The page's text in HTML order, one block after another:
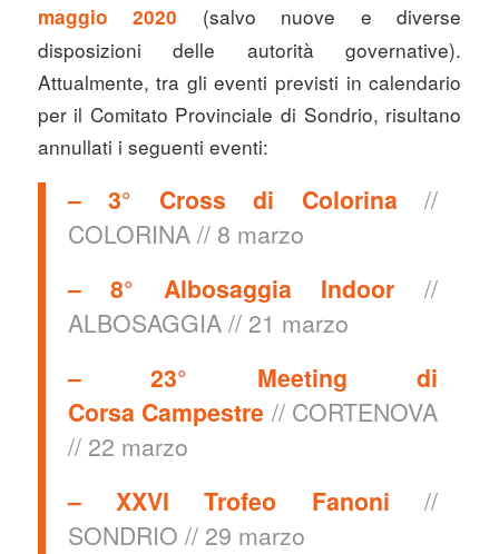
maggio 2020 (salvo nuove e diverse
disposizioni delle autorità governative).
Attualmente, tra gli eventi previsti in calendario
per il Comitato Provinciale di Sondrio, risultano
annullati i seguenti eventi:
– 3° Cross di Colorina //
COLORINA // 8 marzo
– 8° Albosaggia Indoor //
ALBOSAGGIA // 21 marzo
–
23° Meeting di
Corsa Campestre // CORTENOVA
// 22 marzo
– XXVI Trofeo Fanoni //
SONDRIO // 29 marzo